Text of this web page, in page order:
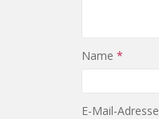
Name *
E-Mail-Adresse